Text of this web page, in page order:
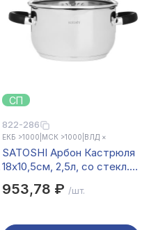
СП
822-286
ЕКБ >1000 МСК >1000 ВЛД ×
SATOSHI Арбон Кастрюля
18х10,5см, 2,5л, со стекл.
953,78 ₽ /шт.